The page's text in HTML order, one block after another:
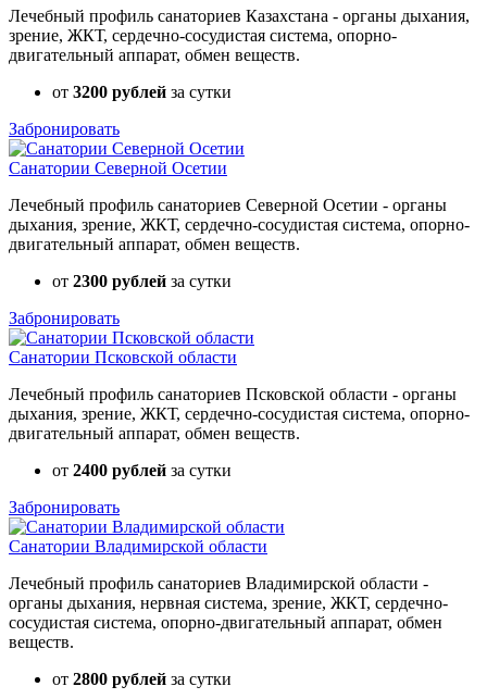
Лечебный профиль санаториев Казахстана - органы дыхания,
зрение, ЖКТ, сердечно-сосудистая система, опорно-
двигательный аппарат, обмен веществ.
от 3200 рублей за сутки
Забронировать
Санатории Северной Осетии
Лечебный профиль санаториев Северной Осетии - органы
дыхания, зрение, ЖКТ, сердечно-сосудистая система, опорно-
двигательный аппарат, обмен веществ.
от 2300 рублей за сутки
Забронировать
Санатории Псковской области
Лечебный профиль санаториев Псковской области - органы
дыхания, зрение, ЖКТ, сердечно-сосудистая система, опорно-
двигательный аппарат, обмен веществ.
от 2400 рублей за сутки
Забронировать
Санатории Владимирской области
Лечебный профиль санаториев Владимирской области -
органы дыхания, нервная система, зрение, ЖКТ, сердечно-
сосудистая система, опорно-двигательный аппарат, обмен
веществ.
от 2800 рублей за сутки